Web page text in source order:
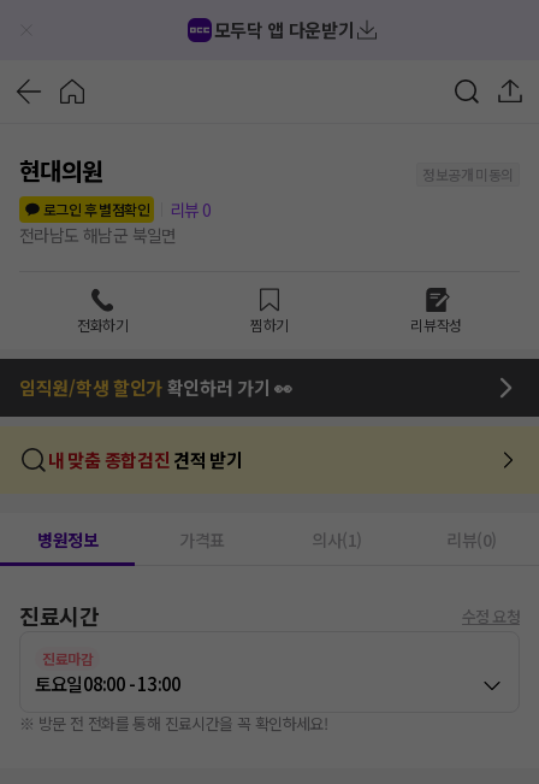
모두닥 앱 다운받기
현대의원
정보공개 미동의
로그인 후 별점확인
리뷰 0
전라남도 해남군 북일면
전화하기 찜하기 리뷰작성
임직원/학생 할인가확인하러 가기 👀
내 맞춤 종합검진 견적 받기
병원정보 가격표 의사(1) 리뷰(0)
진료시간 수정 요청
진료마감
토요일08:00 - 13:00
※ 방문 전 전화를 통해 진료시간을 꼭 확인하세요!